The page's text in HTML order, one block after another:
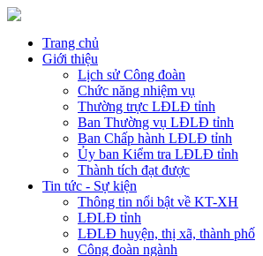
Trang chủ
Giới thiệu
Lịch sử Công đoàn
Chức năng nhiệm vụ
Thường trực LĐLĐ tỉnh
Ban Thường vụ LĐLĐ tỉnh
Ban Chấp hành LĐLĐ tỉnh
Ủy ban Kiểm tra LĐLĐ tỉnh
Thành tích đạt được
Tin tức - Sự kiện
Thông tin nổi bật về KT-XH
LĐLĐ tỉnh
LĐLĐ huyện, thị xã, thành phố
Công đoàn ngành